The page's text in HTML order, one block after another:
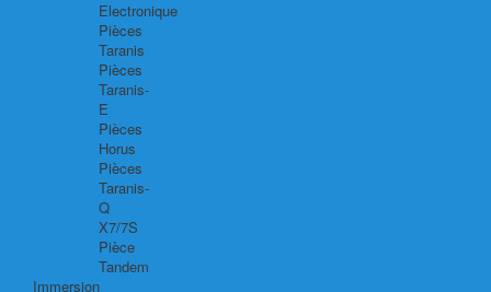
Electronique
Pièces
Taranis
Pièces
Taranis-
E
Pièces
Horus
Pièces
Taranis-
Q
X7/7S
Pièce
Tandem
Immersion